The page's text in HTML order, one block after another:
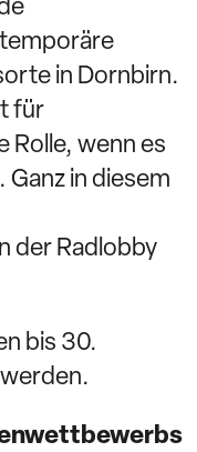
in Dornbirn.
für
Rolle, wenn es
in diesem
der Radlobby
bis 30.